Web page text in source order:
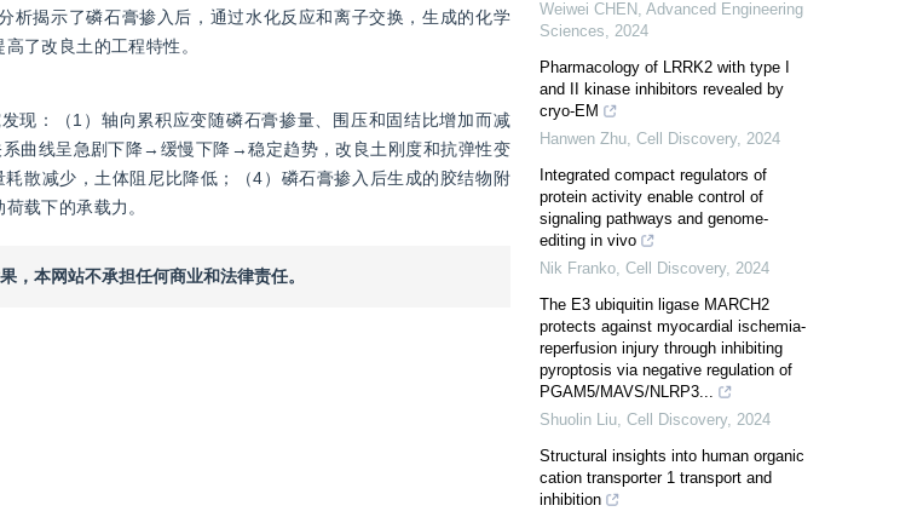
析揭示了磷石膏掺入后，通过水化反应和离子交换，生成的化学
了改良土的工程特性。
现：（1）轴向累积应变随磷石膏掺量、围压和固结比增加而减
曲线呈急剧下降→缓慢下降→稳定趋势，改良土刚度和抗弹性变
散减少，土体阻尼比降低；（4）磷石膏掺入后生成的胶结物附
载下的承载力。
，本网站不承担任何商业和法律责任。
Weiwei CHEN , Advanced Engineering
Sciences, 2024
Pharmacology of LRRK2 with type I
and II kinase inhibitors revealed by
cryo-EM
Hanwen Zhu, Cell Discovery, 2024
Integrated compact regulators of
protein activity enable control of
signaling pathways and genome-
editing in vivo
Nik Franko, Cell Discovery, 2024
The E3 ubiquitin ligase MARCH2
protects against myocardial ischemia-
reperfusion injury through inhibiting
pyroptosis via negative regulation of
PGAM5/MAVS/NLRP3...
Shuolin Liu, Cell Discovery, 2024
Structural insights into human organic
cation transporter 1 transport and
inhibition